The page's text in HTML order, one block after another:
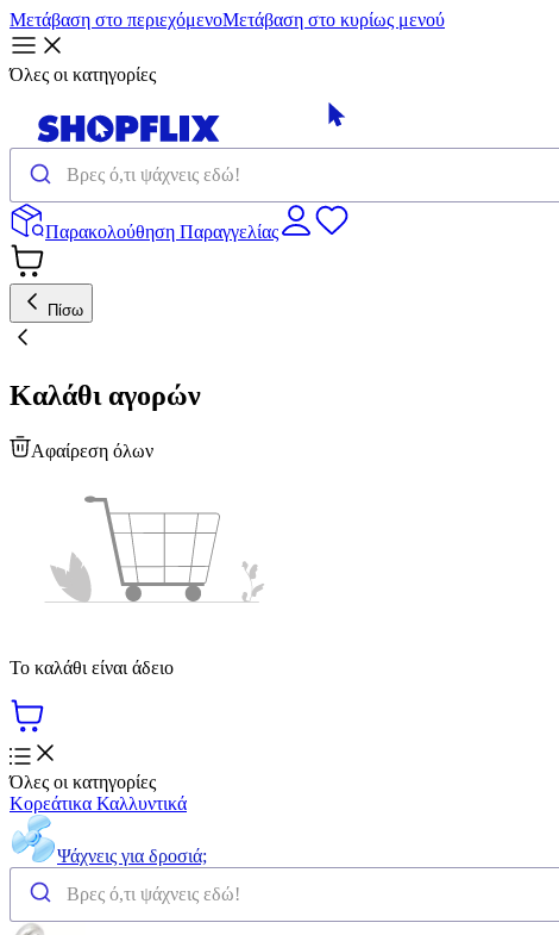
Μετάβαση στο περιεχόμενοΜετάβαση στο κυρίως μενού
Όλες οι κατηγορίες
Παρακολούθηση Παραγγελίας
Πίσω
Καλάθι αγορών
Αφαίρεση όλων
Το καλάθι είναι άδειο
Όλες οι κατηγορίες
Κορεάτικα Καλλυντικά
Ψάχνεις για δροσιά;